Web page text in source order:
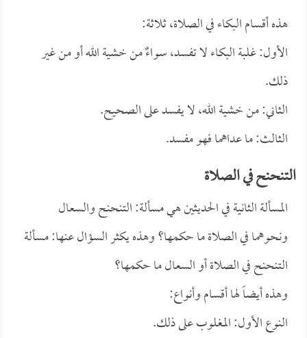
هذه أقسام البكاء في الصلاة، ثلاثة:
الأول: غلبة البكاء لا تفسد، سواءٌ من خشية الله أو من غير
ذلك.
الثاني: من خشية الله، لا يفسد على الصحيح.
الثالث: ما عداهما فهو مفسد.
التنحنح في الصلاة
المسألة الثانية في الحديثين هي مسألة: التنحنح والسعال
ونحوهما في الصلاة ما حكمها؟ وهذه يكثر السؤال عنها: مسألة
التنحنح في الصلاة أو السعال ما حكمها؟
وهذه أيضاً لها أقسام وأنواع:
النوع الأول: المغلوب على ذلك.